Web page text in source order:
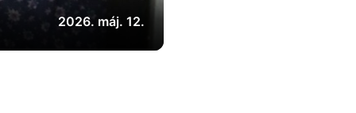
2026. máj. 12.